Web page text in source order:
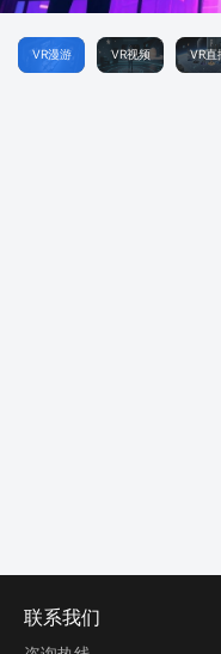
VR漫游 VR视频 VR直
联系我们